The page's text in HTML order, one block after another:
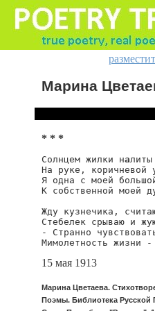
Марина
* * *
Солнцем жилки на
На руке, коричневой
Я одна с моей
К собственной моей
Жду кузнечика,
Стебелек срываю и
- Странно
Мимолетность жизни
15 мая 1913
Марина Цветаева.
Поэмы. Библиотека Русской